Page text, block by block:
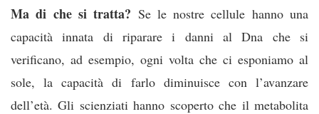
Ma di che si tratta? Se le nostre cellule hanno una
capacità innata di riparare i danni al Dna che si
verificano, ad esempio, ogni volta che ci esponiamo al
sole, la capacità di farlo diminuisce con l’avanzare
dell’età. Gli scienziati hanno scoperto che il metabolita